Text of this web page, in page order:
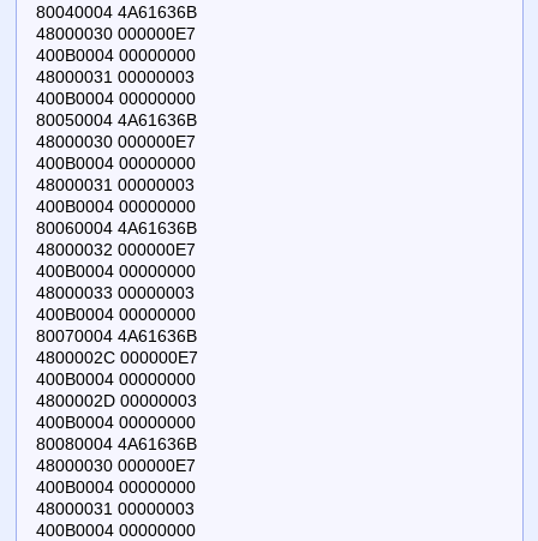
80040004 4A61636B
48000030 000000E7
400B0004 00000000
48000031 00000003
400B0004 00000000
80050004 4A61636B
48000030 000000E7
400B0004 00000000
48000031 00000003
400B0004 00000000
80060004 4A61636B
48000032 000000E7
400B0004 00000000
48000033 00000003
400B0004 00000000
80070004 4A61636B
4800002C 000000E7
400B0004 00000000
4800002D 00000003
400B0004 00000000
80080004 4A61636B
48000030 000000E7
400B0004 00000000
48000031 00000003
400B0004 00000000